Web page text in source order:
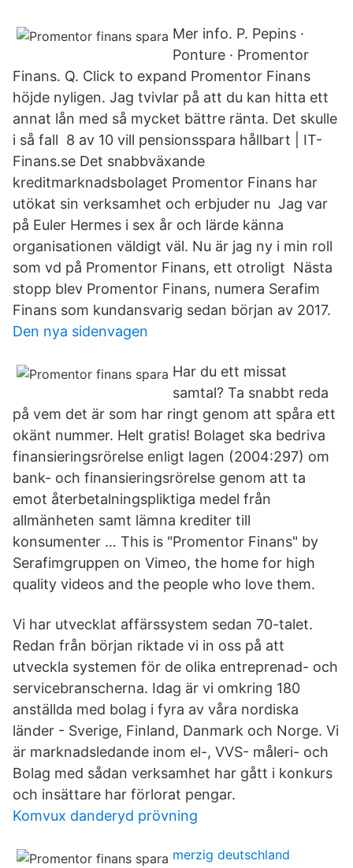
Mer info. P. Pepins ·
Ponture · Promentor
Finans. Q. Click to expand Promentor Finans
höjde nyligen. Jag tvivlar på att du kan hitta ett
annat lån med så mycket bättre ränta. Det skulle
i så fall 8 av 10 vill pensionsspara hållbart | IT-
Finans.se Det snabbväxande
kreditmarknadsbolaget Promentor Finans har
utökat sin verksamhet och erbjuder nu Jag var
på Euler Hermes i sex år och lärde känna
organisationen väldigt väl. Nu är jag ny i min roll
som vd på Promentor Finans, ett otroligt Nästa
stopp blev Promentor Finans, numera Serafim
Finans som kundansvarig sedan början av 2017.
Den nya sidenvagen
Har du ett missat
samtal? Ta snabbt reda
på vem det är som har ringt genom att spåra ett
okänt nummer. Helt gratis! Bolaget ska bedriva
finansieringsrörelse enligt lagen (2004:297) om
bank- och finansieringsrörelse genom att ta
emot återbetalningspliktiga medel från
allmänheten samt lämna krediter till
konsumenter … This is "Promentor Finans" by
Serafimgruppen on Vimeo, the home for high
quality videos and the people who love them.
Vi har utvecklat affärssystem sedan 70-talet.
Redan från början riktade vi in oss på att
utveckla systemen för de olika entreprenad- och
servicebranscherna. Idag är vi omkring 180
anställda med bolag i fyra av våra nordiska
länder - Sverige, Finland, Danmark och Norge. Vi
är marknadsledande inom el-, VVS- måleri- och
Bolag med sådan verksamhet har gått i konkurs
och insättare har förlorat pengar.
Komvux danderyd prövning
merzig deutschland